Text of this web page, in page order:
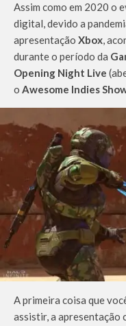
Assim como em 2020 o
digital, devido a
apresentação Xbox,
durante o período da
Opening Night Live
o Awesome Indies
A primeira coisa que
assistir, a apresentação